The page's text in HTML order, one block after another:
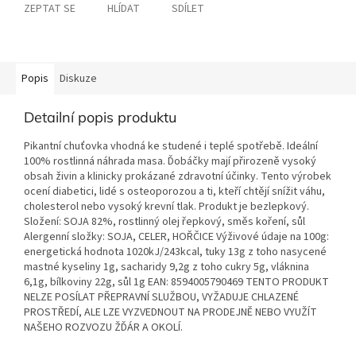
ZEPTAT SE HLÍDAT SDÍLET
Popis Diskuze
Detailní popis produktu
Pikantní chuťovka vhodná ke studené i teplé spotřebě. Ideální
100% rostlinná náhrada masa. Ďobáčky mají přirozeně vysoký
obsah živin a klinicky prokázané zdravotní účinky. Tento výrobek
ocení diabetici, lidé s osteoporozou a ti, kteří chtějí snížit váhu,
cholesterol nebo vysoký krevní tlak. Produkt je bezlepkový.
Složení: SOJA 82%, rostlinný olej řepkový, směs koření, sůl
Alergenní složky: SOJA, CELER, HOŘČICE Výživové údaje na 100g:
energetická hodnota 1020kJ/243kcal, tuky 13g z toho nasycené
mastné kyseliny 1g, sacharidy 9,2g z toho cukry 5g, vláknina
6,1g, bílkoviny 22g, sůl 1g EAN: 8594005790469 TENTO PRODUKT
NELZE POSÍLAT PŘEPRAVNÍ SLUŽBOU, VYŽADUJE CHLAZENÉ
PROSTŘEDÍ, ALE LZE VYZVEDNOUT NA PRODEJNĚ NEBO VYUŽÍT
NAŠEHO ROZVOZU ŽĎÁR A OKOLÍ.